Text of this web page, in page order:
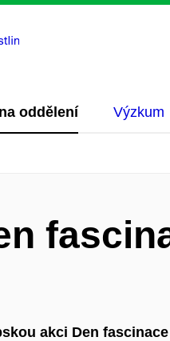
oddělení Výzkum
akci Den